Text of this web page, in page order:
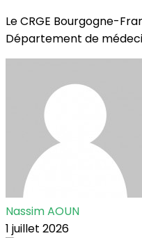
Le CRGE Bourgogne-
Département de
Nassim AOUN
1 juillet 2026